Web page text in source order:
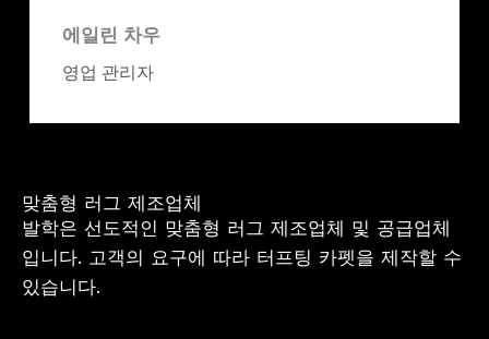
에일린 차우
영업 관리자
맞춤형 러그 제조업체
발학은 선도적인 맞춤형 러그 제조업체 및 공급업체
입니다. 고객의 요구에 따라 터프팅 카펫을 제작할 수
있습니다.